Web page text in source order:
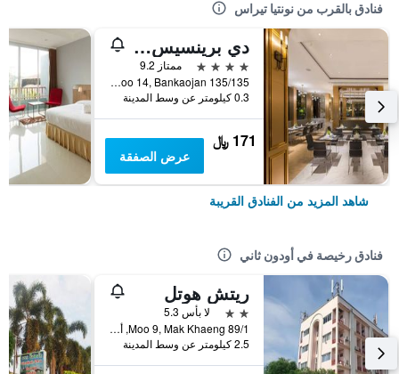
فنادق بالقرب من نونتيا تيراس
دي برينسيس هوتل أودونتاني
4 نجوم
ممتاز 9.2
135/135 Moo 14, Bankaojan, أودون ثاني, تايلاند
0.3 كيلومتر عن وسط المدينة
171 ﷼
عرض الصفقة
شاهد المزيد من الفنادق القريبة
فنادق رخيصة في أودون ثاني
ريتش هوتل
2 نجمتين
لا بأس 5.3
89/1 Moo 9, Mak Khaeng, أودون ثاني, تايلاند
2.5 كيلومتر عن وسط المدينة